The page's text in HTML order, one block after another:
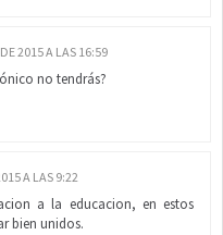
2015 A LAS 16:59
no tendrás?
A LAS 9:22
a la educacion, en estos
bien unidos.